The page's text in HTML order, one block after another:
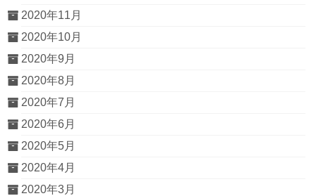
2020年11月
2020年10月
2020年9月
2020年8月
2020年7月
2020年6月
2020年5月
2020年4月
2020年3月